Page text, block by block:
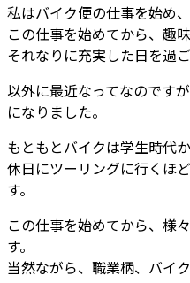
私はバイク便の仕事を始め
この仕事を始めてから、趣
それなりに充実した日を過
以外に最近なってなのです
になりました。
もともとバイクは学生時代
休日にツーリングに行くほ
す。
この仕事を始めてから、様
す。
当然ながら、職業柄、バイ